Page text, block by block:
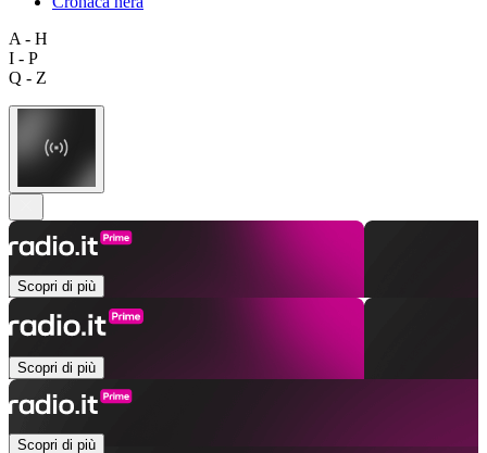
A - H
I - P
Q - Z
Scopri di più
Scopri di più
Scopri di più